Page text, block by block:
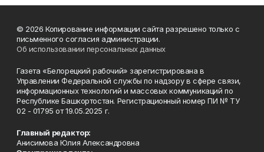
© 2026 Копирование информации сайта разрешено только с
письменного согласия администрации.
Об использовании персональных данных
Газета «Белорецкий рабочий» зарегистрирована в
Управлении Федеральной службы по надзору в сфере связи,
информационных технологий и массовых коммуникаций по
Республике Башкортостан. Регистрационный номер ПИ № ТУ
02 - 01795 от 19.05.2025 г.
Главный редактор:
Анисимова Юлия Александровна